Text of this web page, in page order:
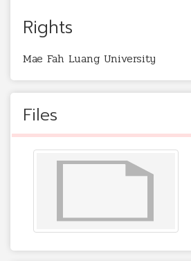
Rights
Mae Fah Luang University
Files